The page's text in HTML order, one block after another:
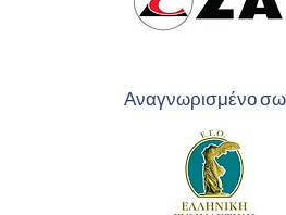
Αναγνωρισμένο